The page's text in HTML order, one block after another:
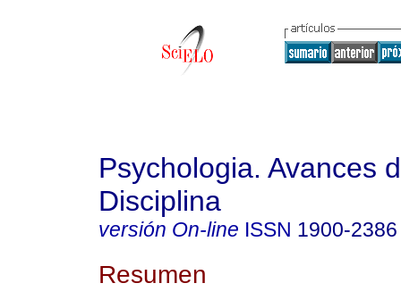
Psychologia. Avances
Disciplina
versión On-line ISSN 1900-2386
Resumen